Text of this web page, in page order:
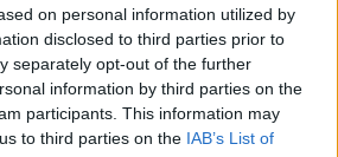
on personal information utilized by
disclosed to third parties prior to
separately opt-out of the further
information by third parties on the
participants. This information may
to third parties on the IAB’s List of